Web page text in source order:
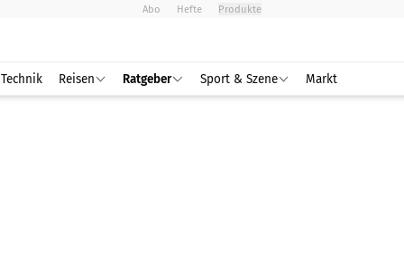
Abo Hefte Produkte
Technik Reisen Ratgeber Sport & Szene Markt